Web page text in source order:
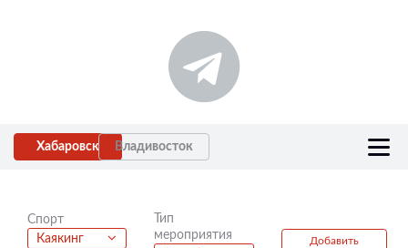
Хабаровск Владивосток
Спорт
Каякинг
Тип
мероприятия
Добавить